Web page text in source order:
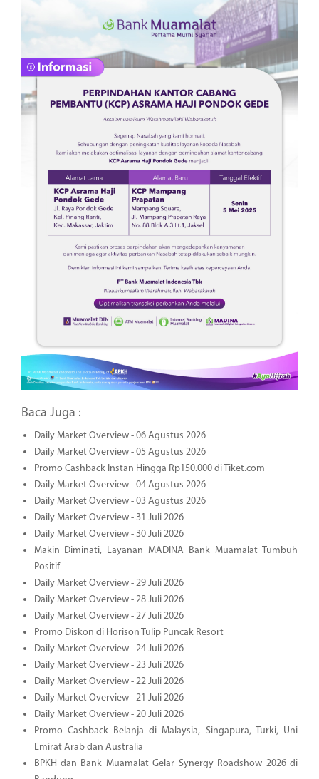
Baca Juga :
Daily Market Overview - 06 Agustus 2026
Daily Market Overview - 05 Agustus 2026
Promo Cashback Instan Hingga Rp150.000 di Tiket.com
Daily Market Overview - 04 Agustus 2026
Daily Market Overview - 03 Agustus 2026
Daily Market Overview - 31 Juli 2026
Daily Market Overview - 30 Juli 2026
Makin Diminati, Layanan MADINA Bank Muamalat Tumbuh
Positif
Daily Market Overview - 29 Juli 2026
Daily Market Overview - 28 Juli 2026
Daily Market Overview - 27 Juli 2026
Promo Diskon di Horison Tulip Puncak Resort
Daily Market Overview - 24 Juli 2026
Daily Market Overview - 23 Juli 2026
Daily Market Overview - 22 Juli 2026
Daily Market Overview - 21 Juli 2026
Daily Market Overview - 20 Juli 2026
Promo Cashback Belanja di Malaysia, Singapura, Turki, Uni
Emirat Arab dan Australia
BPKH dan Bank Muamalat Gelar Synergy Roadshow 2026 di